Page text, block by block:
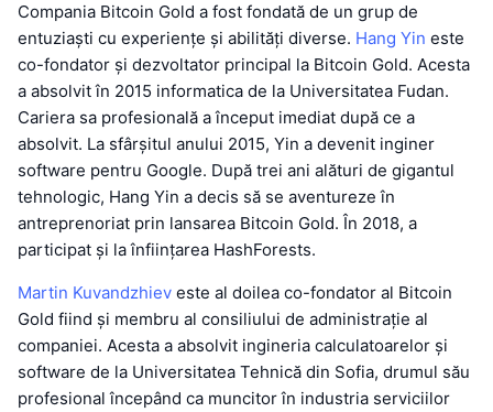
Compania Bitcoin Gold a fost fondată de un grup de
entuziaști cu experiențe și abilități diverse. Hang Yin este
co-fondator și dezvoltator principal la Bitcoin Gold. Acesta
a absolvit în 2015 informatica de la Universitatea Fudan.
Cariera sa profesională a început imediat după ce a
absolvit. La sfârșitul anului 2015, Yin a devenit inginer
software pentru Google. După trei ani alături de gigantul
tehnologic, Hang Yin a decis să se aventureze în
antreprenoriat prin lansarea Bitcoin Gold. În 2018, a
participat și la înființarea HashForests.
Martin Kuvandzhiev este al doilea co-fondator al Bitcoin
Gold fiind și membru al consiliului de administrație al
companiei. Acesta a absolvit ingineria calculatoarelor și
software de la Universitatea Tehnică din Sofia, drumul său
profesional începând ca muncitor în industria serviciilor